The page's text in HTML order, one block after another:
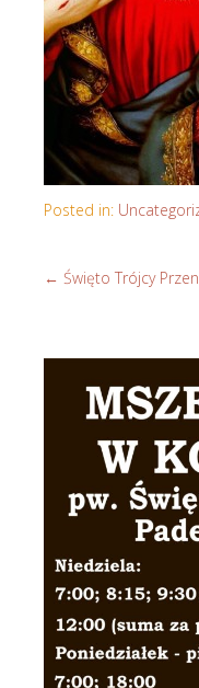
Posted in:
← Święto Trójcy